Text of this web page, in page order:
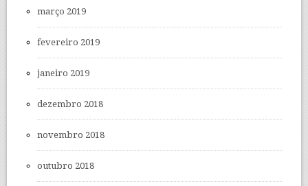
março 2019
fevereiro 2019
janeiro 2019
dezembro 2018
novembro 2018
outubro 2018